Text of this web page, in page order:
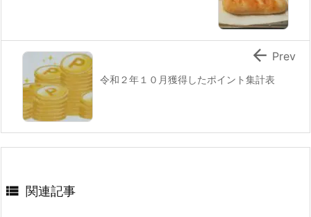
令和２年１０月獲得したポイント集計表
 Prev
 関連記事